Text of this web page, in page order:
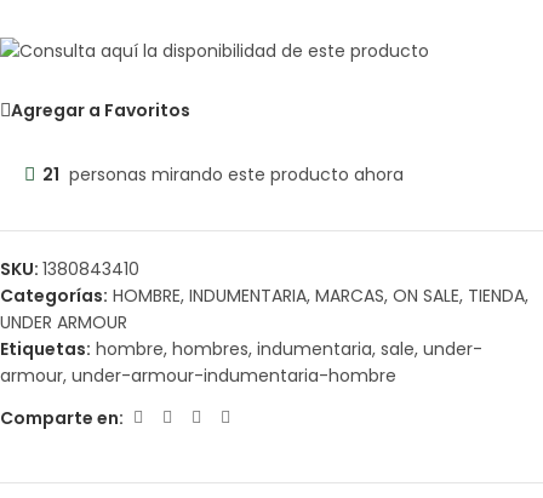
Agregar a Favoritos
21 personas mirando este producto ahora
SKU: 1380843410
Categorías: HOMBRE, INDUMENTARIA, MARCAS, ON SALE, TIENDA,
UNDER ARMOUR
Etiquetas: hombre, hombres, indumentaria, sale, under-
armour, under-armour-indumentaria-hombre
Comparte en: